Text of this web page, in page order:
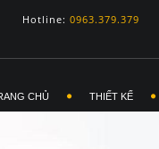
Hotline: 0963.379.379
CHỦ THIẾT KẾ